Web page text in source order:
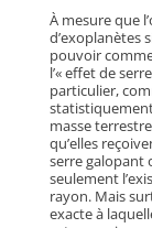
À mesure que
d’exoplanètes
pouvoir
l’« effet de
particulier,
masse
qu’elles
serre galopant
seulement
rayon. Mais
exacte à